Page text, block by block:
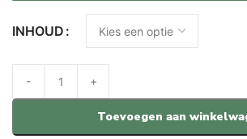
INHOUD
Toevoegen aan